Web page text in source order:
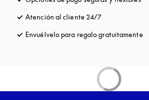
Atención al cliente 24/7
Envuélvelo para regalo gratuitamente